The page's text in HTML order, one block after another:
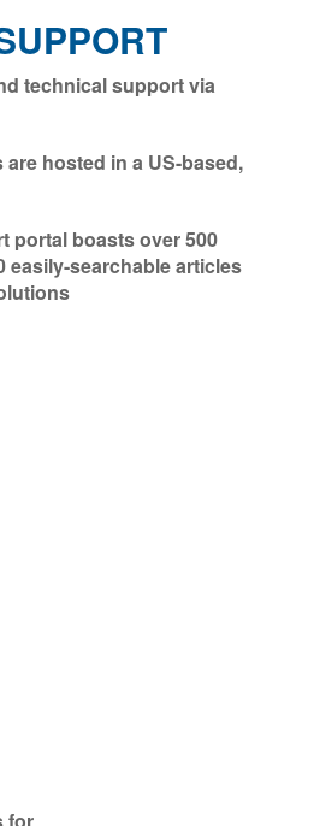
technical support via
hosted in a US-based,
portal boasts over 500
easily-searchable articles